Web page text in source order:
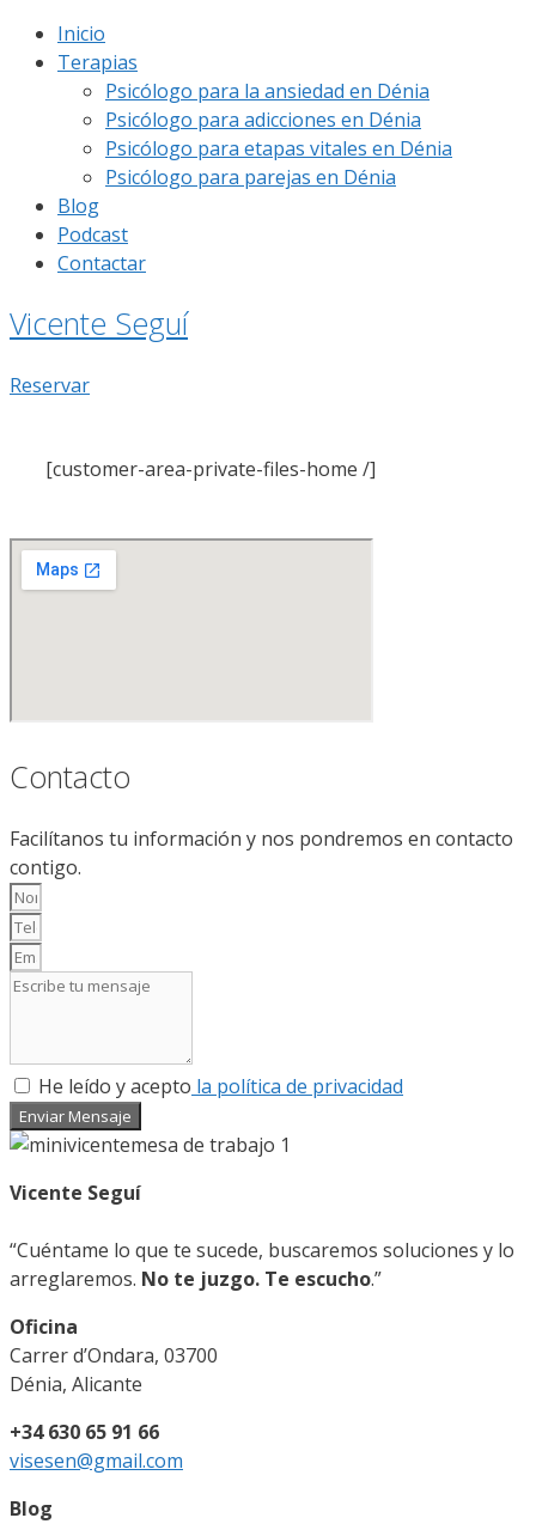
Inicio
Terapias
Psicólogo para la ansiedad en Dénia
Psicólogo para adicciones en Dénia
Psicólogo para etapas vitales en Dénia
Psicólogo para parejas en Dénia
Blog
Podcast
Contactar
Vicente Seguí
Reservar
[customer-area-private-files-home /]
Contacto
Facilítanos tu información y nos pondremos en contacto
contigo.
He leído y acepto la política de privacidad
Enviar Mensaje
Vicente Seguí
“Cuéntame lo que te sucede, buscaremos soluciones y lo
arreglaremos. No te juzgo. Te escucho.”
Oficina
Carrer d’Ondara, 03700
Dénia, Alicante
+34 630 65 91 66
visesen@gmail.com
Blog